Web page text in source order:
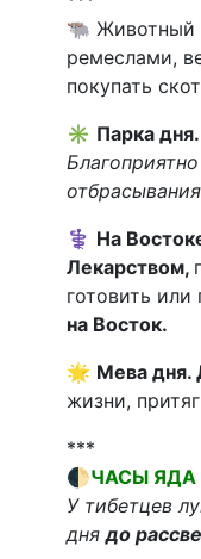
🐃 Животный
ремеслами,
покупать
✳️ Парка
⚕️ На
Лекарством,
готовить
на Восток.
🌟 Мева
жизни,
***
🌓ЧАСЫ ЯДА
У тибетцев
днядо